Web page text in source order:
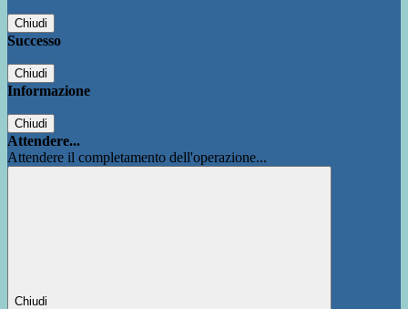
Chiudi
Successo
Chiudi
Informazione
Chiudi
Attendere...
Attendere il completamento dell'operazione...
Chiudi